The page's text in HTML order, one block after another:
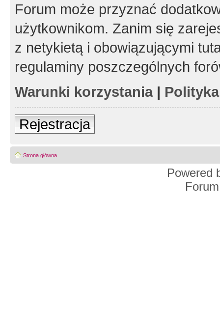
Forum może przyznać
użytkownikom. Zanim się
z netykietą i obowiązującymi
regulaminy poszczególnych
Warunki korzystania|
Rejestracja
Strona główna
Powered